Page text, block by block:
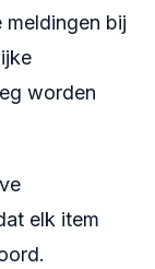
bij
worden
elk item